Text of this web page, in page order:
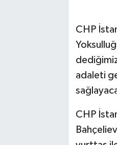
CHP
adaleti
CHP